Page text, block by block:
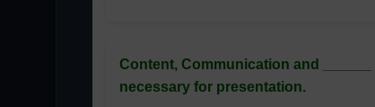
Content, Communication and ______
necessary for presentation.